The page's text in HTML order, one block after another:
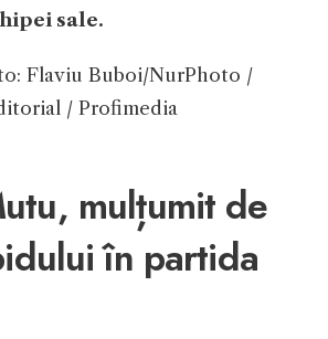
sale.
Flaviu Buboi/NurPhoto /
/ Profimedia
mulțumit de
în partida